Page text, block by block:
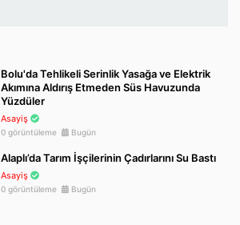
Bolu'da Tehlikeli Serinlik Yasağa ve Elektrik
Akımına Aldırış Etmeden Süs Havuzunda
Yüzdüler
Asayiş
0 görüntüleme Bugün
Alaplı’da Tarım İşçilerinin Çadırlarını Su Bastı
Asayiş
0 görüntüleme Bugün